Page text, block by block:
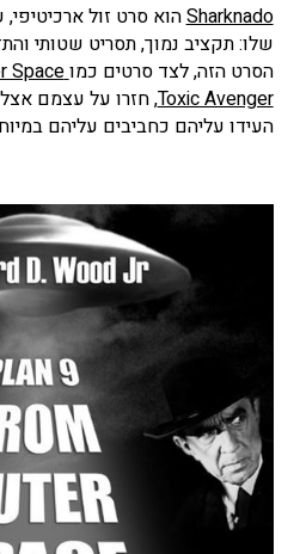
Sharknadoהוא סרט זול
שלו: תקציב נמוך, תסריט שטותי
הסרט הזה, לצד סרטים כמוPlan 9 from Outer Space
Toxic Avenger, חזרו על עצמם
העידו עליהם כחביבים עליהם